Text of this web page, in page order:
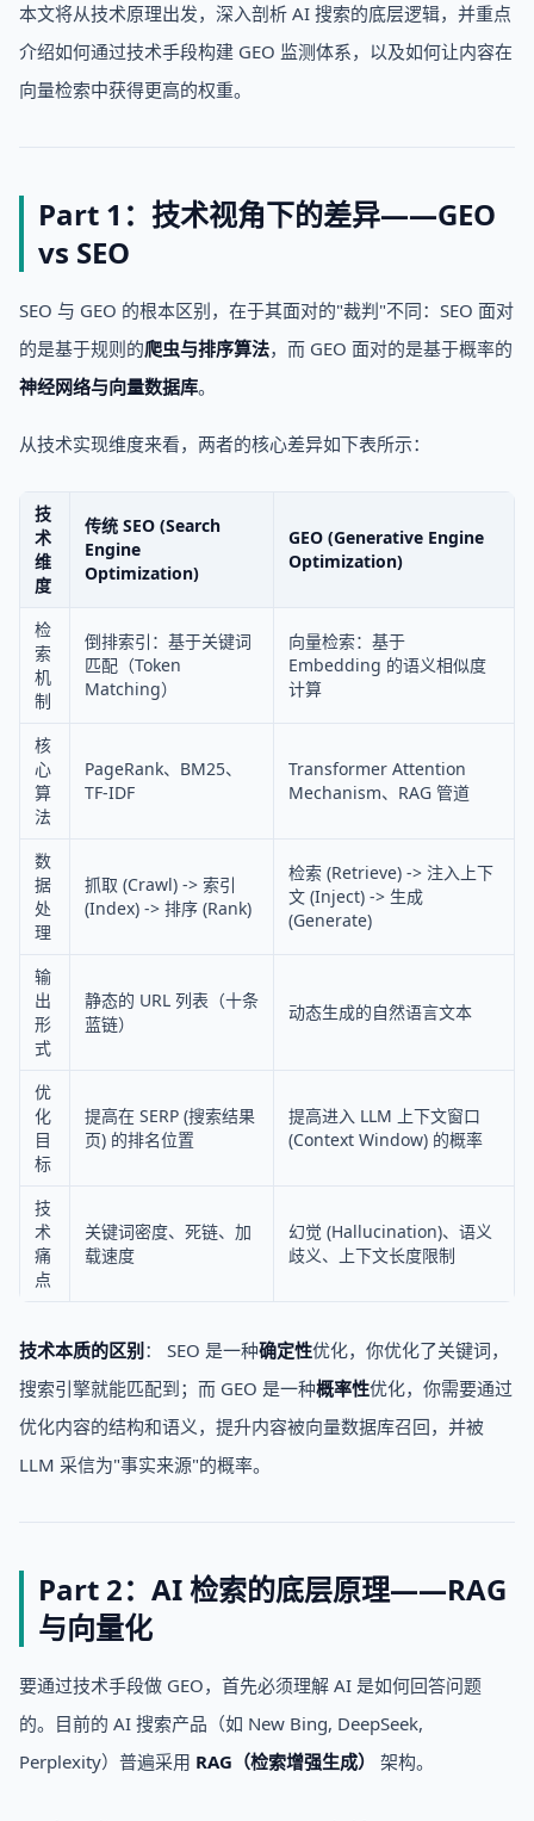
本文将从技术原理出发，深入剖析 AI 搜索的底层逻辑，并重点
介绍如何通过技术手段构建 GEO 监测体系，以及如何让内容在
向量检索中获得更高的权重。
Part 1：技术视角下的差异——GEO
vs SEO
SEO 与 GEO 的根本区别，在于其面对的"裁判"不同：SEO 面对
的是基于规则的爬虫与排序算法，而 GEO 面对的是基于概率的
神经网络与向量数据库。
从技术实现维度来看，两者的核心差异如下表所示：
技
术
维
度
传统 SEO (Search
Engine
Optimization)
GEO (Generative Engine
Optimization)
检
索
机
制
倒排索引：基于关键词
匹配（Token
Matching）
向量检索：基于
Embedding 的语义相似度
计算
核
心
算
法
PageRank、BM25、
TF-IDF
Transformer Attention
Mechanism、RAG 管道
数
据
处
理
抓取 (Crawl) -> 索引
(Index) -> 排序 (Rank)
检索 (Retrieve) -> 注入上下
文 (Inject) -> 生成
(Generate)
输
出
形
式
静态的 URL 列表（十条
蓝链）
动态生成的自然语言文本
优
化
目
标
提高在 SERP (搜索结果
页) 的排名位置
提高进入 LLM 上下文窗口
(Context Window) 的概率
技
术
痛
点
关键词密度、死链、加
载速度
幻觉 (Hallucination)、语义
歧义、上下文长度限制
技术本质的区别 ： SEO 是一种确定性优化，你优化了关键词，
搜索引擎就能匹配到；而 GEO 是一种概率性优化，你需要通过
优化内容的结构和语义，提升内容被向量数据库召回，并被
LLM 采信为"事实来源"的概率。
Part 2：AI 检索的底层原理——RAG
与向量化
要通过技术手段做 GEO，首先必须理解 AI 是如何回答问题
的。目前的 AI 搜索产品（如 New Bing, DeepSeek,
Perplexity）普遍采用 RAG（检索增强生成） 架构。